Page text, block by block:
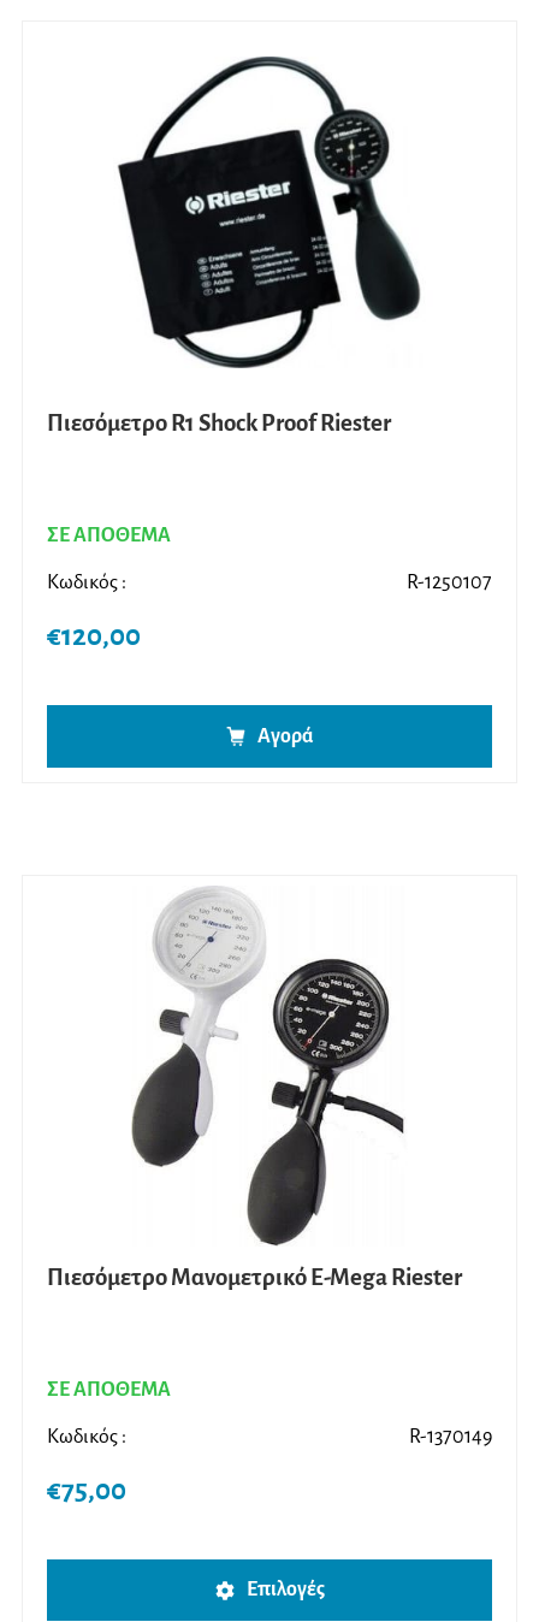
Πιεσόμετρο R1 Shock Proof Riester
ΣΕ ΑΠΟΘΕΜΑ
Κωδικός : R-1250107
€120,00
Αγορά
Πιεσόμετρο Μανομετρικό E-Mega Riester
ΣΕ ΑΠΟΘΕΜΑ
Κωδικός : R-1370149
€75,00
Επιλογές